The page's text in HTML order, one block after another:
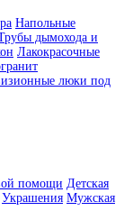
Напольные
дымохода и
Лакокрасочные
люки под
помощи Детская
Украшения Мужская